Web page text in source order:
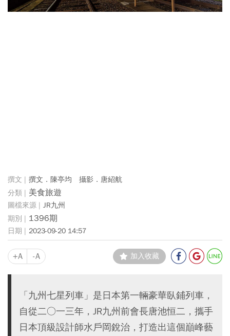
撰文．陳亭均 攝影．唐紹航
美食旅遊
JR九州
1396期
2023-09-20 14:57
+A -A 加入收藏
「九州七星列車」是日本第一輛豪華臥鋪列車，
自從二○一三年，JR九州前會長唐池恒二，攜手
日本頂級設計師水戶岡銳治，打造出這個巔峰藝